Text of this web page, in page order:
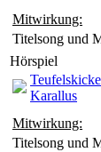
Mitwirkung:
Titelsong und
Hörspiel
Karallus
Mitwirkung:
Titelsong und